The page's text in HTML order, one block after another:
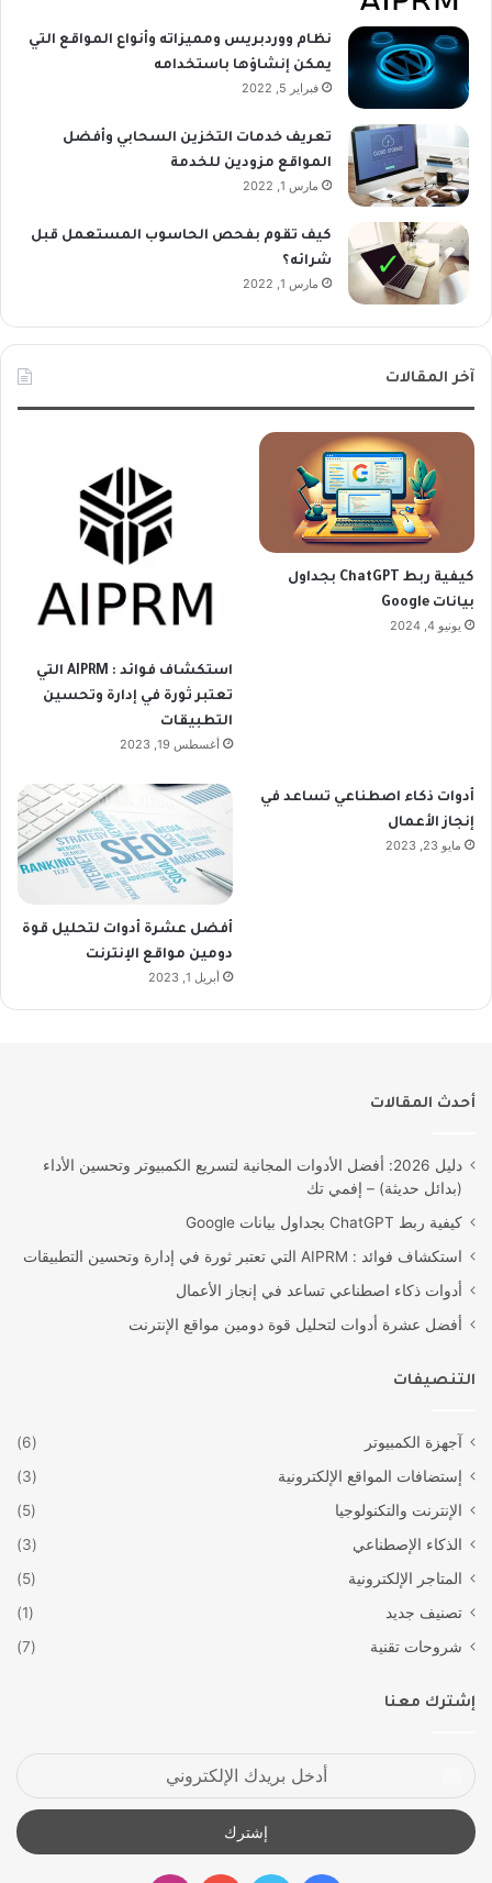
نظام ووردبريس ومميزاته وأنواع المواقع التي
يمكن إنشاؤها باستخدامه
فبراير 5, 2022
تعريف خدمات التخزين السحابي وأفضل
المواقع مزودين للخدمة
مارس 1, 2022
كيف تقوم بفحص الحاسوب المستعمل قبل
شرائه؟
مارس 1, 2022
آخر المقالات
كيفية ربط ChatGPT بجداول
بيانات Google
يونيو 4, 2024
استكشاف فوائد : AIPRM التي
تعتبر ثورة في إدارة وتحسين
التطبيقات
أغسطس 19, 2023
أدوات ذكاء اصطناعي تساعد في
إنجاز الأعمال
مايو 23, 2023
أفضل عشرة أدوات لتحليل قوة
دومين مواقع الإنترنت
أبريل 1, 2023
أحدث المقالات
دليل 2026: أفضل الأدوات المجانية لتسريع الكمبيوتر وتحسين الأداء
(بدائل حديثة) – إفمي تك
كيفية ربط ChatGPT بجداول بيانات Google
استكشاف فوائد : AIPRM التي تعتبر ثورة في إدارة وتحسين التطبيقات
أدوات ذكاء اصطناعي تساعد في إنجاز الأعمال
أفضل عشرة أدوات لتحليل قوة دومين مواقع الإنترنت
التنصيفات
آجهزة الكمبيوتر
(6)
إستضافات المواقع الإلكترونية
(3)
الإنترنت والتكنولوجيا
(5)
الذكاء الإصطناعي
(3)
المتاجر الإلكترونية
(5)
تصنيف جديد
(1)
شروحات تقنية
(7)
إشترك معنا
أدخل
بريدك
الإلكتروني